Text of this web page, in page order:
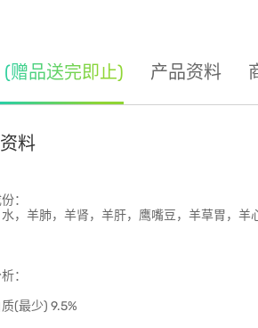
(赠品送完即止) 产品资料
料
：
，羊肺，羊肾，羊肝，鹰嘴豆，羊草胃，
：
(最少) 9.5%